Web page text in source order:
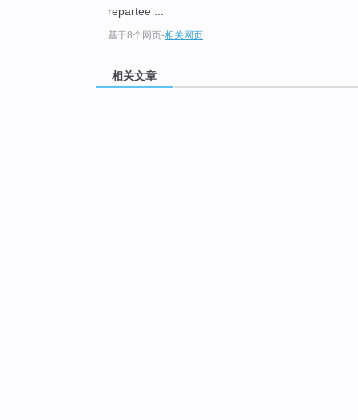
repartee ...
基于8个网页-相关网页
相关文章